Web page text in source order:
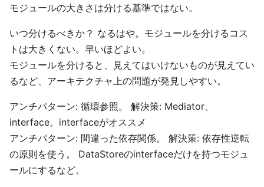
モジュールの大きさは分ける基準ではない。
いつ分けるべきか？ なるはや。モジュールを分けるコス
トは大きくない。早いほどよい。
モジュールを分けると、見えてはいけないものが見えてい
るなど、アーキテクチャ上の問題が発見しやすい。
アンチパターン: 循環参照。 解決策: Mediator、
interface。interfaceがオススメ
アンチパターン: 間違った依存関係。 解決策: 依存性逆転
の原則を使う。 DataStoreのinterfaceだけを持つモジュ
ールにするなど。